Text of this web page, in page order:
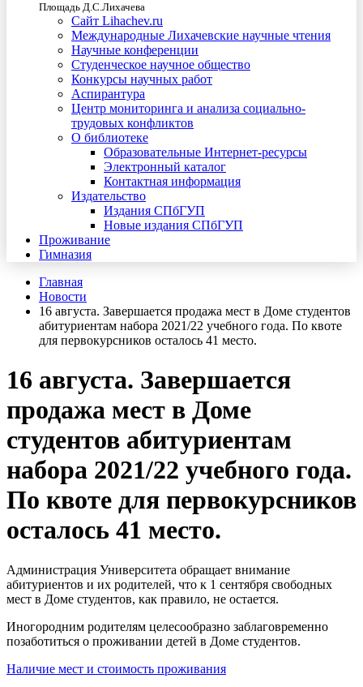
Площадь Д.С.Лихачева
Сайт Lihachev.ru
Международные Лихачевские научные чтения
Научные конференции
Студенческое научное общество
Конкурсы научных работ
Аспирантура
Центр мониторинга и анализа социально-
трудовых конфликтов
О библиотеке
Образовательные Интернет-ресурсы
Электронный каталог
Контактная информация
Издательство
Издания СПбГУП
Новые издания СПбГУП
Проживание
Гимназия
Главная
Новости
16 августа. Завершается продажа мест в Доме студентов
абитуриентам набора 2021/22 учебного года. По квоте
для первокурсников осталось 41 место.
16 августа. Завершается
продажа мест в Доме
студентов абитуриентам
набора 2021/22 учебного года.
По квоте для первокурсников
осталось 41 место.
Администрация Университета обращает внимание
абитуриентов и их родителей, что к 1 сентября свободных
мест в Доме студентов, как правило, не остается.
Иногородним родителям целесообразно заблаговременно
позаботиться о проживании детей в Доме студентов.
Наличие мест и стоимость проживания